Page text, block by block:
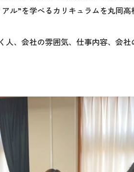
ル”を学べるカリキュラムを丸岡
人、会社の雰囲気、仕事内容、会